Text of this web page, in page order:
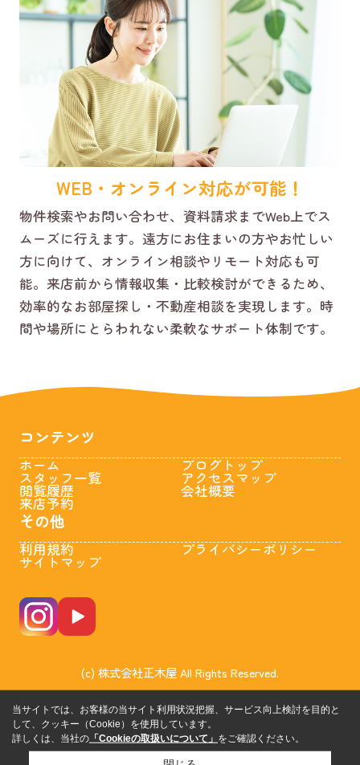
WEB・オンライン対応が可能！
物件検索やお問い合わせ、資料請求までWeb上でス
ムーズに行えます。遠方にお住まいの方やお忙しい
方に向けて、オンライン相談やリモート対応も可
能。来店前から情報収集・比較検討ができるため、
効率的なお部屋探し・不動産相談を実現します。時
間や場所にとらわれない柔軟なサポート体制です。
コンテンツ
ホーム
スタッフ一覧
閲覧履歴
来店予約
ブログトップ
アクセスマップ
会社概要
その他
利用規約
サイトマップ
プライバシーポリシー
(c) 株式会社正木屋 All Rights Reserved.
当サイトでは、お客様の当サイト利用状況把握、サービス向上検討を目的と
して、クッキー（Cookie）を使用しています。
詳しくは、当社の 「Cookieの取扱いについて」 をご確認ください。